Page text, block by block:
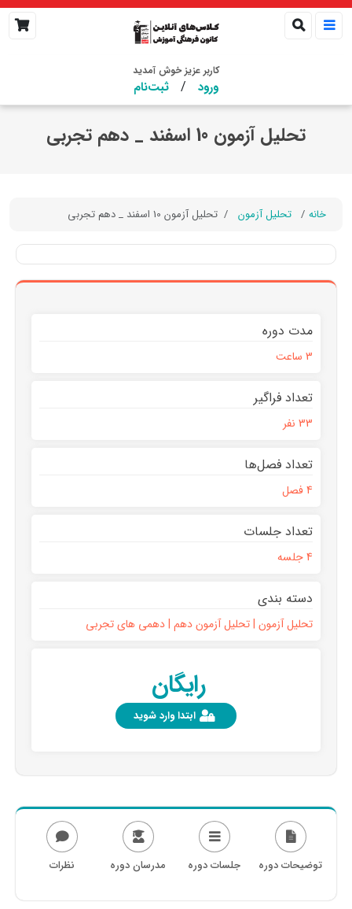
کاربر عزیز خوش آمدید
ورود / ثبت‌نام
تحلیل آزمون 10 اسفند _ دهم تجربی
خانه تحلیل آزمون تحلیل آزمون 10 اسفند _ دهم تجربی
مدت دوره
3 ساعت
تعداد فراگیر
33 نفر
تعداد فصل‌ها
4 فصل
تعداد جلسات
4 جلسه
دسته بندی
تحلیل آزمون | تحلیل آزمون دهم | دهمی های تجربی
رایگان
ابتدا وارد شوید
توضیحات دوره جلسات دوره مدرسان دوره نظرات